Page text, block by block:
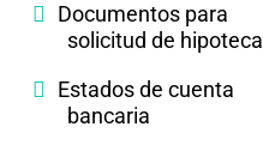
Documentos para
solicitud de hipoteca
Estados de cuenta
bancaria